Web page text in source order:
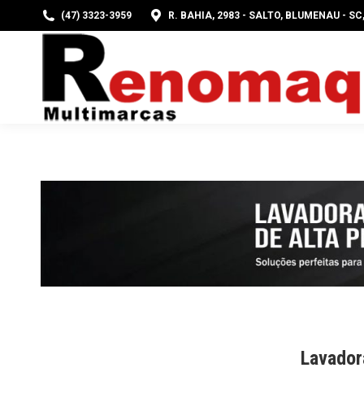
(47) 3323-3959 R. BAHIA, 2983 - SALTO, BLUMENAU -